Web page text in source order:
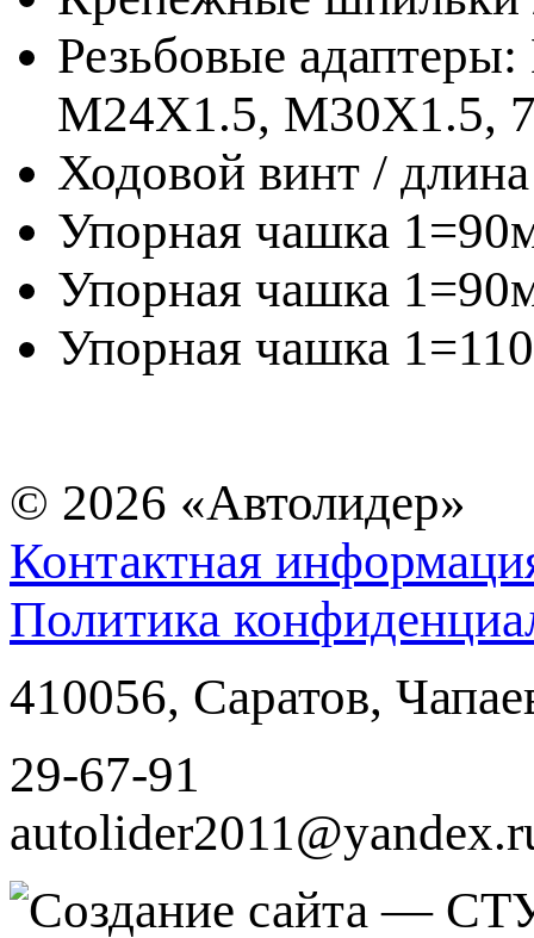
Резьбовые
M24X1.5, M30X1.5,
Ходовой винт /
Упорная чашка
Упорная чашка
Упорная чашка
© 2026 «Автолидер»
Контактная
Политика
410056, Саратов,
29-67-91